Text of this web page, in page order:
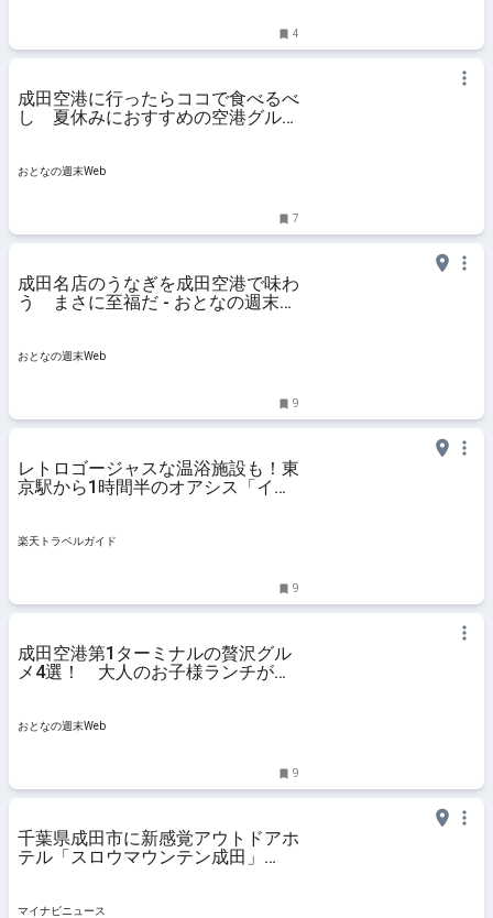
4
成田空港に行ったらココで食べるべ
し 夏休みにおすすめの空港グルメ
おとなの週末Web
7
成田名店のうなぎを成田空港で味わ
う まさに至福だ - おとなの週末
おとなの週末Web
9
レトロゴージャスな温浴施設も！東
京駅から1時間半のオアシス「イン
楽天トラベルガイド
9
成田空港第1ターミナルの贅沢グル
メ4選！ 大人のお子様ランチが絶
おとなの週末Web
9
千葉県成田市に新感覚アウトドアホ
テル「スロウマウンテン成田」
マイナビニュース